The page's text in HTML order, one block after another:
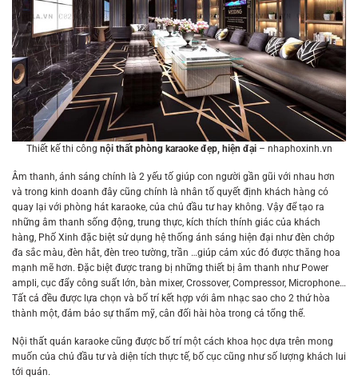
Thiết kế thi công nội thất phòng karaoke đẹp, hiện đại – nhaphoxinh.vn
Âm thanh, ánh sáng chính là 2 yếu tố giúp con người gần gũi với nhau hơn
và trong kinh doanh đây cũng chính là nhân tố quyết định khách hàng có
quay lại với phòng hát karaoke, của chủ đầu tư hay không. Vậy để tạo ra
những âm thanh sống động, trung thực, kích thích thính giác của khách
hàng, Phố Xinh đặc biệt sử dụng hệ thống ánh sáng hiện đại như đèn chớp
đa sắc màu, đèn hắt, đèn treo tường, trần …giúp cảm xúc đó được thăng hoa
mạnh mẽ hơn. Đặc biệt được trang bị những thiết bị âm thanh như Power
ampli, cục đẩy công suất lớn, bàn mixer, Crossover, Compressor, Microphone…
Tất cả đều được lựa chọn và bố trí kết hợp với âm nhạc sao cho 2 thứ hòa
thành một, đảm bảo sự thẩm mỹ, cân đối hài hòa trong cả tổng thể.
Nội thất quán karaoke cũng được bố trí một cách khoa học dựa trên mong
muốn của chủ đầu tư và diện tích thực tế, bố cục cũng như số lượng khách lui
tới quán.